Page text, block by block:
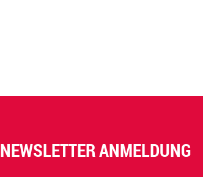
NEWSLETTER ANMELDUNG